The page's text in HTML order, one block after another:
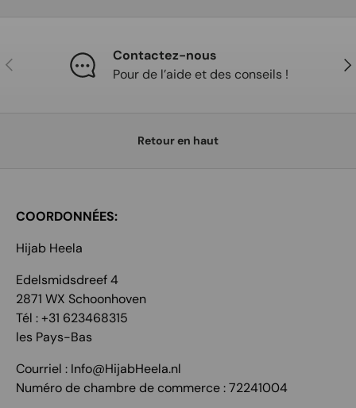
Précédent
Contactez-nous
Pour de l’aide et des conseils !
Retour en haut
COORDONNÉES:
Hijab Heela
Edelsmidsdreef 4
2871 WX Schoonhoven
Tél : +31 623468315
les Pays-Bas
Courriel : Info@HijabHeela.nl
Numéro de chambre de commerce : 72241004